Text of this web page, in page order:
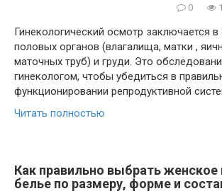
0
Гинекологический осмотр заключается
половых органов (влагалища, матки ,
маточных труб) и груди. Это
гинекологом, чтобы убедиться в
функционировании репродуктивной
Читать полностью
Как правильно выбрать
белье по размеру, форме и